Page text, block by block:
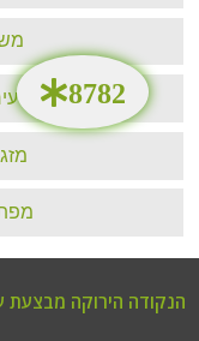
מזג
מפת
הירוקה מבצעת